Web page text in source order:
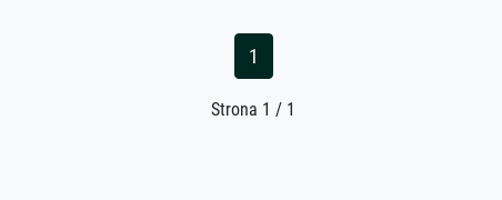
1
Strona 1 / 1